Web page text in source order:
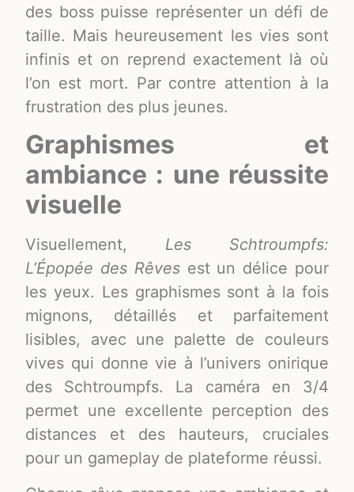
des boss puisse représenter un défi de
taille. Mais heureusement les vies sont
infinis et on reprend exactement là où
l’on est mort. Par contre attention à la
frustration des plus jeunes.
Graphismes et
ambiance : une réussite
visuelle
Visuellement, Les Schtroumpfs:
L’Épopée des Rêvesest un délice pour
les yeux. Les graphismes sont à la fois
mignons, détaillés et parfaitement
lisibles, avec une palette de couleurs
vives qui donne vie à l’univers onirique
des Schtroumpfs. La caméra en 3/4
permet une excellente perception des
distances et des hauteurs, cruciales
pour un gameplay de plateforme réussi.